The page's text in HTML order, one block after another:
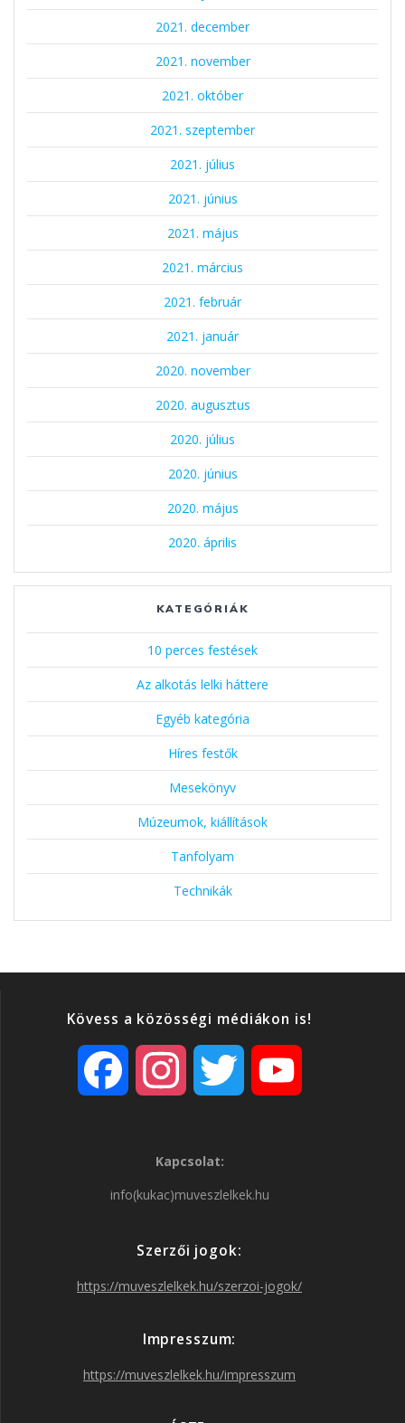
2021. december
2021. november
2021. október
2021. szeptember
2021. július
2021. június
2021. május
2021. március
2021. február
2021. január
2020. november
2020. augusztus
2020. július
2020. június
2020. május
2020. április
KATEGÓRIÁK
10 perces festések
Az alkotás lelki háttere
Egyéb kategória
Híres festők
Mesekönyv
Múzeumok, kiállítások
Tanfolyam
Technikák
Kövess a közösségi médiákon is!
o
s
r r
Kapcsolat:
info(kukac)muveszlelkek.hu
Szerzői jogok:
https://muveszlelkek.hu/szerzoi-jogok/
Impresszum:
https://muveszlelkek.hu/impresszum